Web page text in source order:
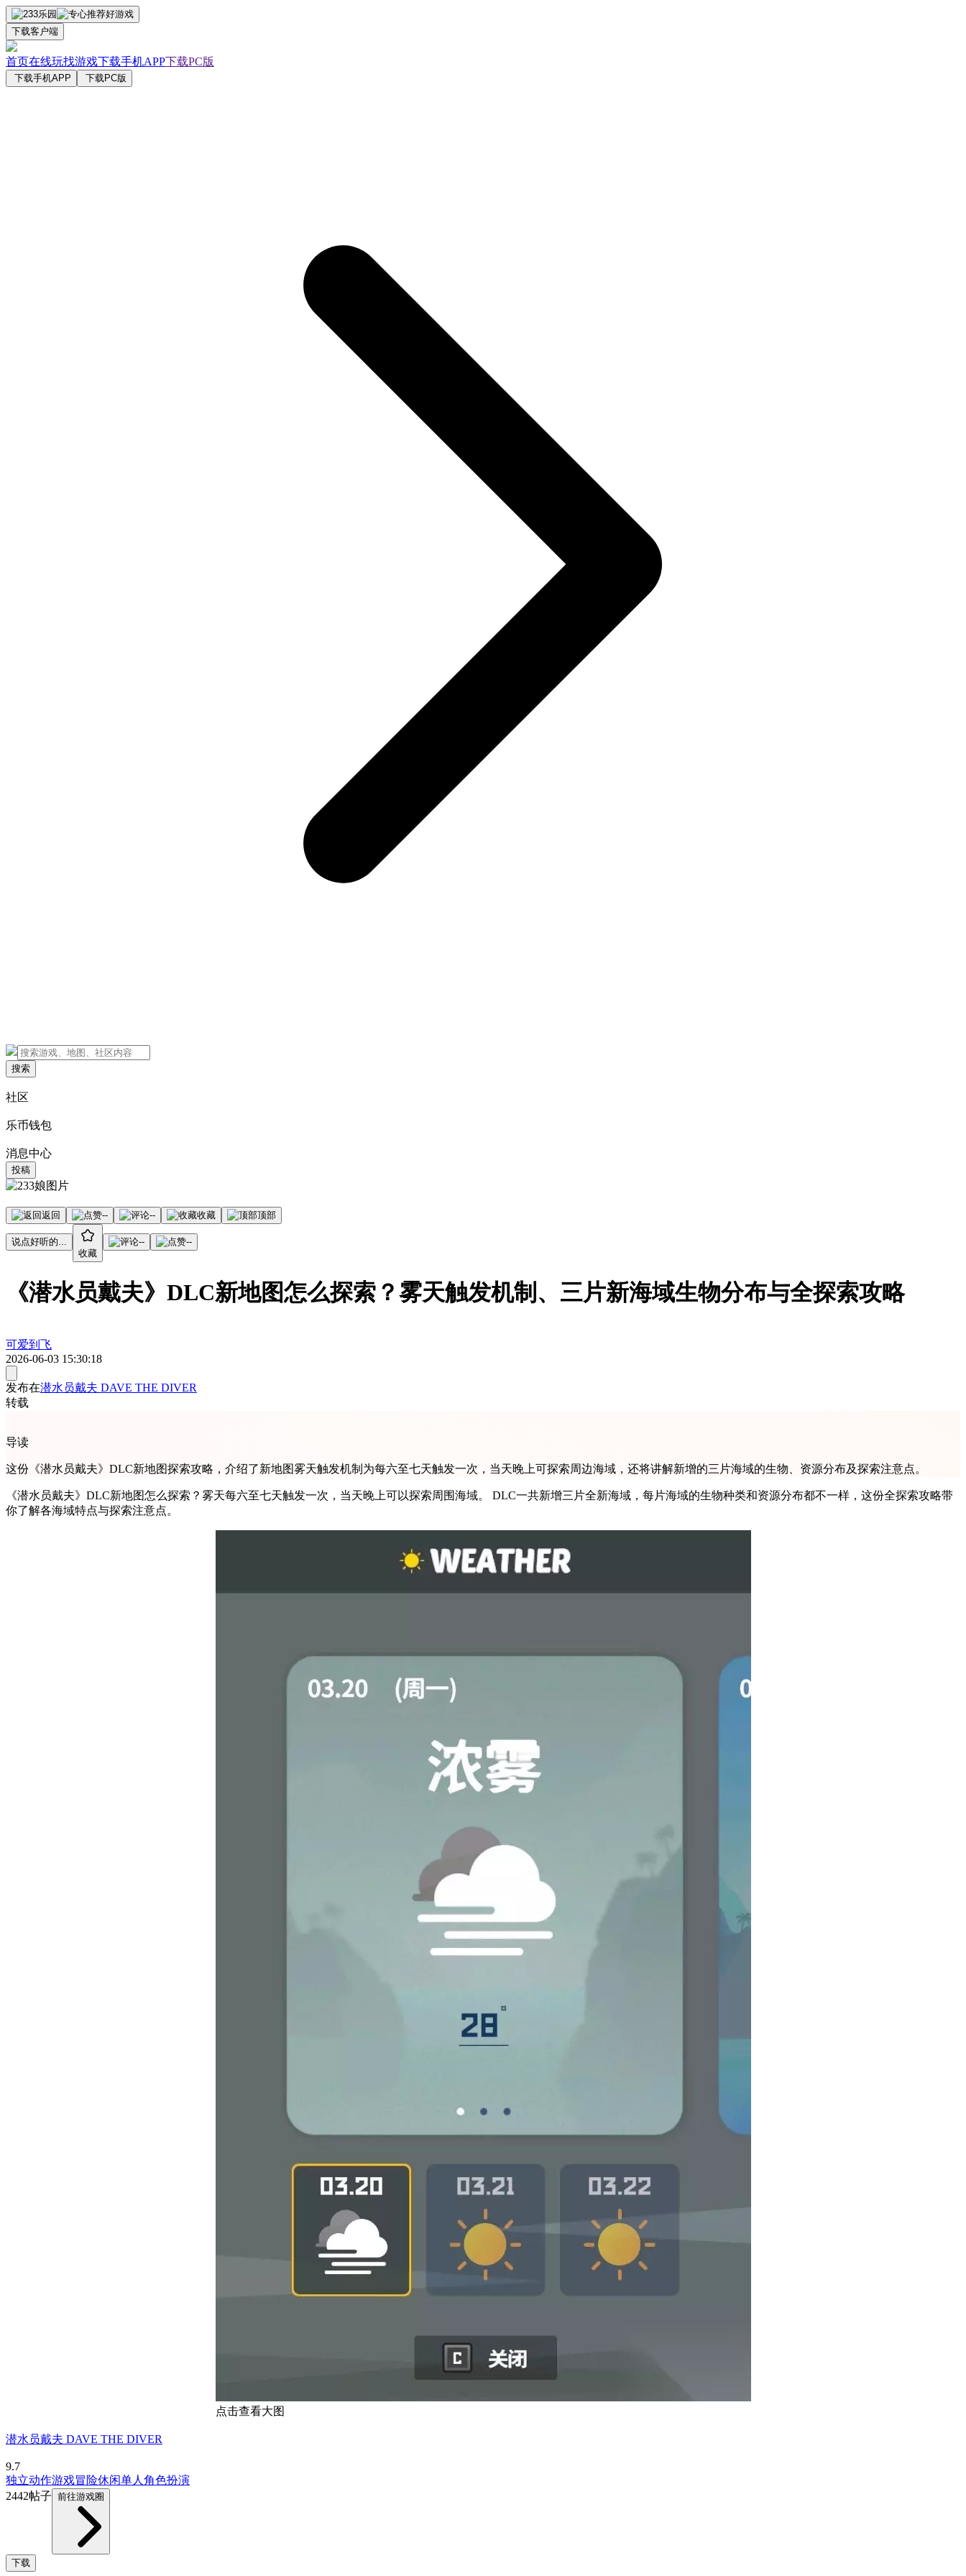
下载客户端
首页在线玩找游戏下载手机APP下载PC版
下载手机APP 下载PC版
搜索
社区
乐币钱包
消息中心
投稿
返回 -- -- 收藏 顶部
说点好听的...
收藏
-- --
《潜水员戴夫》DLC新地图怎么探索？雾天触发机制、三片新海域生物分布与全探索攻略
可爱到飞
2026-06-03 15:30:18
发布在潜水员戴夫 DAVE THE DIVER
转载
导读
这份《潜水员戴夫》DLC新地图探索攻略，介绍了新地图雾天触发机制为每六至七天触发一次，当天晚上可探索周边海域，还将讲解新增的三片海域的生物、资源分布及探索注意点。
《潜水员戴夫》DLC新地图怎么探索？雾天每六至七天触发一次，当天晚上可以探索周围海域。 DLC一共新增三片全新海域，每片海域的生物种类和资源分布都不一样，这份全探索攻略带
你了解各海域特点与探索注意点。
点击查看大图
潜水员戴夫 DAVE THE DIVER
9.7
独立动作游戏冒险休闲单人 角色扮演
2442帖子 前往游戏圈
下载